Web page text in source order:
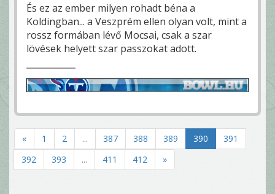
És ez az ember milyen rohadt béna a
Koldingban... a Veszprém ellen olyan volt, mint a
rossz formában lévő Mocsai, csak a szar
lövések helyett szar passzokat adott.
« 1 2 ... 387 388 389 390
391
392
393 ... 411 412 »